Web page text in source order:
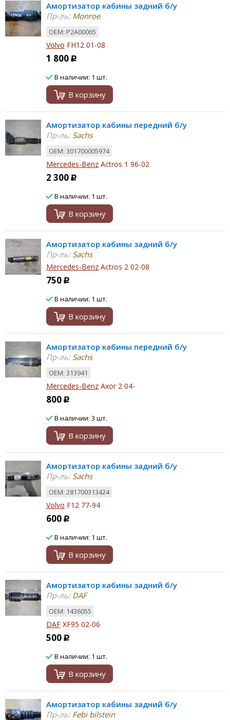
Амортизатор кабины задний б/у
Пр-ль:Monroe
ОЕМ: P2A00065
Volvo FH12 01-08
1 800 Р
В наличии: 1 шт.
В корзину
Амортизатор кабины передний б/у
Пр-ль:Sachs
ОЕМ: 301700005974
Mercedes-Benz Actros 1 96-02
2 300 Р
В наличии: 1 шт.
В корзину
Амортизатор кабины задний б/у
Пр-ль:Sachs
Mercedes-Benz Actros 2 02-08
750 Р
В наличии: 1 шт.
В корзину
Амортизатор кабины передний б/у
Пр-ль:Sachs
ОЕМ: 313941
Mercedes-Benz Axor 2 04-
800 Р
В наличии: 3 шт.
В корзину
Амортизатор кабины задний б/у
Пр-ль:Sachs
ОЕМ: 281700313424
Volvo F12 77-94
600 Р
В наличии: 1 шт.
В корзину
Амортизатор кабины задний б/у
Пр-ль:DAF
ОЕМ: 1436055
DAF XF95 02-06
500 Р
В наличии: 1 шт.
В корзину
Амортизатор кабины задний б/у
Пр-ль:Febi bilstein